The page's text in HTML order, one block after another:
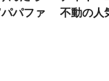
パファ
不動の人